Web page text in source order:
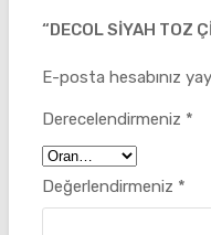
“DECOL SIYAH TOZ
E-posta hesabınız
Derecelendirmeniz *
Değerlendirmeniz *